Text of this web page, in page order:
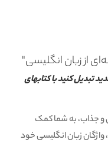
تبدیل کنید با کتابهای
و جذاب، به شما کمک
زبان انگلیسی خود